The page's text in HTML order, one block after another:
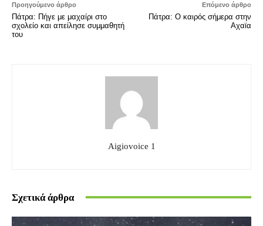
Προηγούμενο άρθρο
Πάτρα: Πήγε με μαχαίρι στο
σχολείο και απείλησε συμμαθητή
του
Επόμενο άρθρο
Πάτρα: Ο καιρός σήμερα στην
Αχαϊα
Aigiovoice 1
Σχετικά άρθρα